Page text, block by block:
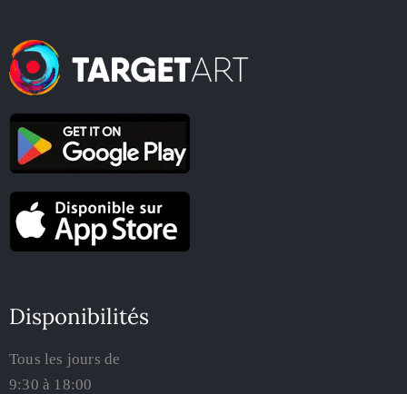
Disponibilités
Tous les jours de
9:30 à 18:00